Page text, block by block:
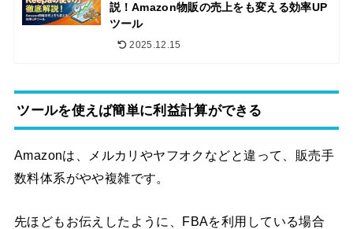
説！Amazon物販の売上をも変える効率UP
ツール
2025.12.15
ツールを使えば簡単に利益計算ができる
Amazonは、メルカリやヤフオクなどと違って、販売手
数料体系がやや複雑です。
先ほどもお伝えしたように、FBAを利用している場合